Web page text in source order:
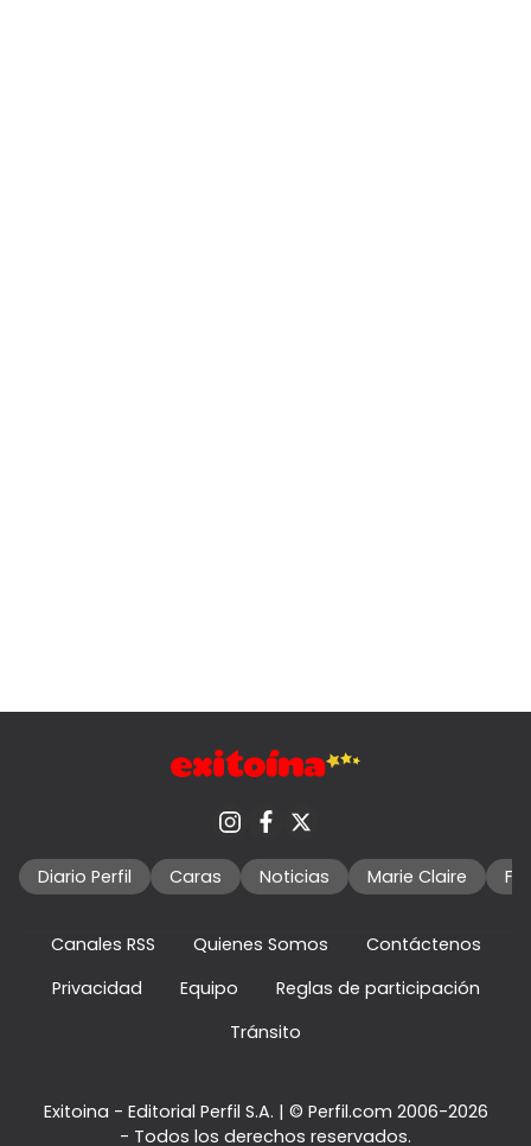
Diario Perfil Caras Noticias Marie Claire
Canales RSS Quienes Somos
Contáctenos
Privacidad
Equipo
Reglas de participación
Tránsito
Exitoina - Editorial Perfil S.A. | © Perfil.com 2006-2026
- Todos los derechos reservados.